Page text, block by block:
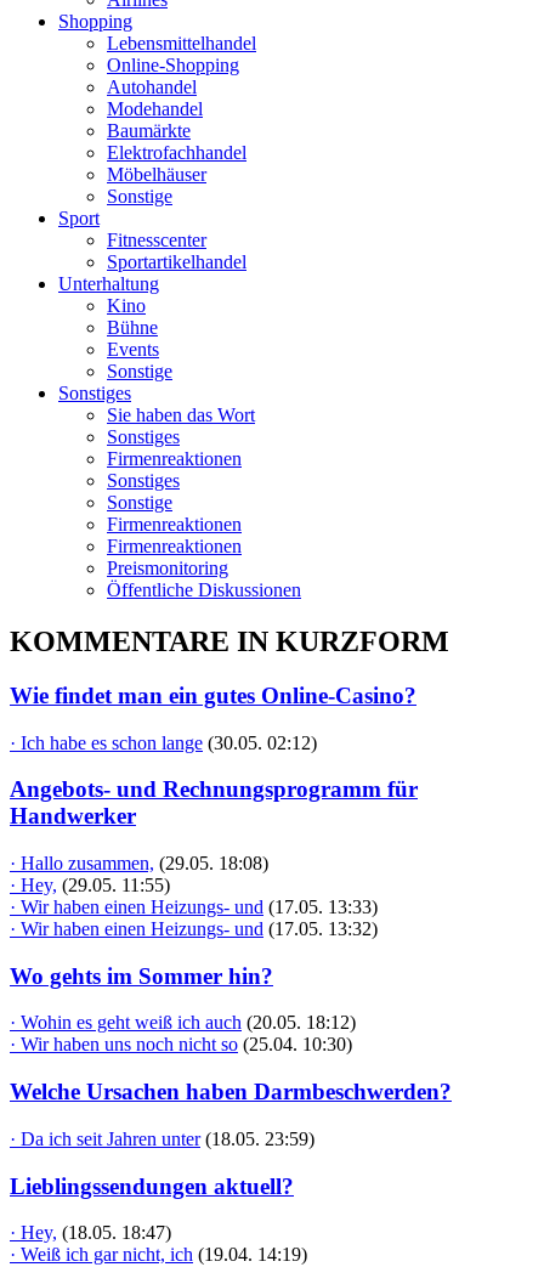
Shopping
Lebensmittelhandel
Online-Shopping
Autohandel
Modehandel
Baumärkte
Elektrofachhandel
Möbelhäuser
Sonstige
Sport
Fitnesscenter
Sportartikelhandel
Unterhaltung
Kino
Bühne
Events
Sonstige
Sonstiges
Sie haben das Wort
Sonstiges
Firmenreaktionen
Sonstiges
Sonstige
Firmenreaktionen
Firmenreaktionen
Preismonitoring
Öffentliche Diskussionen
KOMMENTARE IN KURZFORM
Wie findet man ein gutes Online-Casino?
· Ich habe es schon lange (30.05. 02:12)
Angebots- und Rechnungsprogramm für
Handwerker
· Hallo zusammen, (29.05. 18:08)
· Hey, (29.05. 11:55)
· Wir haben einen Heizungs- und (17.05. 13:33)
· Wir haben einen Heizungs- und (17.05. 13:32)
Wo gehts im Sommer hin?
· Wohin es geht weiß ich auch (20.05. 18:12)
· Wir haben uns noch nicht so (25.04. 10:30)
Welche Ursachen haben Darmbeschwerden?
· Da ich seit Jahren unter (18.05. 23:59)
Lieblingssendungen aktuell?
· Hey, (18.05. 18:47)
· Weiß ich gar nicht, ich (19.04. 14:19)